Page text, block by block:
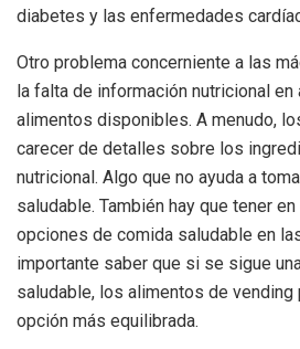
diabetes y las enfermedades
Otro problema concerniente a las
la falta de información nutricional
alimentos disponibles. A menudo,
carecer de detalles sobre los
nutricional. Algo que no ayuda a
saludable. También hay que tener
opciones de comida saludable en
importante saber que si se sigue
saludable, los alimentos de vending
opción más equilibrada.